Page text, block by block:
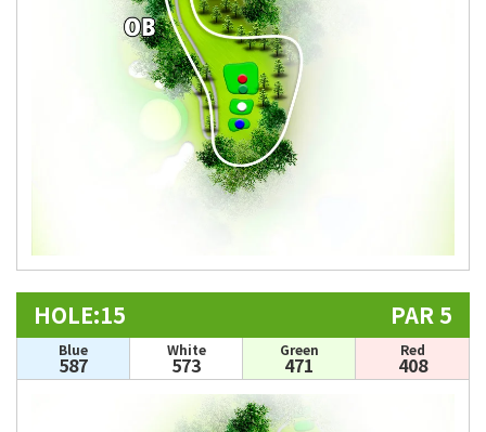
HOLE:15 PAR 5
Blue
587
White
573
Green
471
Red
408